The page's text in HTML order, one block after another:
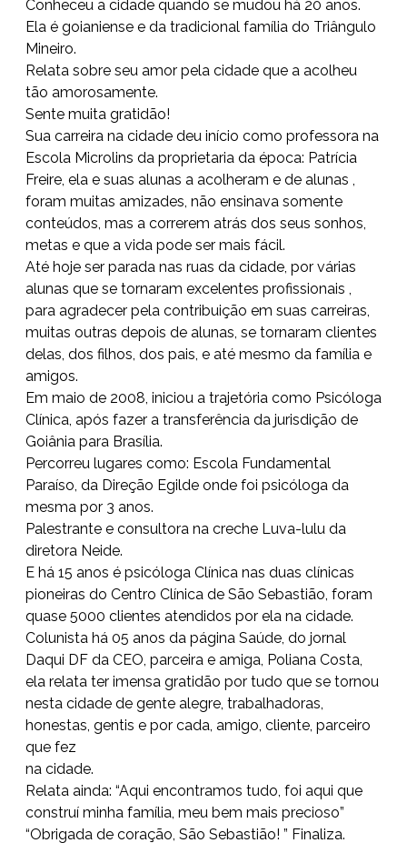
Conheceu a cidade quando se mudou há 20 anos.
Ela é goianiense e da tradicional família do Triângulo
Mineiro.
Relata sobre seu amor pela cidade que a acolheu
tão amorosamente.
Sente muita gratidão!
Sua carreira na cidade deu início como professora na
Escola Microlins da proprietaria da época: Patrícia
Freire, ela e suas alunas a acolheram e de alunas ,
foram muitas amizades, não ensinava somente
conteúdos, mas a correrem atrás dos seus sonhos,
metas e que a vida pode ser mais fácil.
Até hoje ser parada nas ruas da cidade, por várias
alunas que se tornaram excelentes profissionais ,
para agradecer pela contribuição em suas carreiras,
muitas outras depois de alunas, se tornaram clientes
delas, dos filhos, dos pais, e até mesmo da família e
amigos.
Em maio de 2008, iniciou a trajetória como Psicóloga
Clínica, após fazer a transferência da jurisdição de
Goiânia para Brasília.
Percorreu lugares como: Escola Fundamental
Paraíso, da Direção Egilde onde foi psicóloga da
mesma por 3 anos.
Palestrante e consultora na creche Luva-lulu da
diretora Neide.
E há 15 anos é psicóloga Clínica nas duas clínicas
pioneiras do Centro Clínica de São Sebastião, foram
quase 5000 clientes atendidos por ela na cidade.
Colunista há 05 anos da página Saúde, do jornal
Daqui DF da CEO, parceira e amiga, Poliana Costa,
ela relata ter imensa gratidão por tudo que se tornou
nesta cidade de gente alegre, trabalhadoras,
honestas, gentis e por cada, amigo, cliente, parceiro
que fez
na cidade.
Relata ainda: “Aqui encontramos tudo, foi aqui que
construí minha família, meu bem mais precioso”
“Obrigada de coração, São Sebastião! ” Finaliza.